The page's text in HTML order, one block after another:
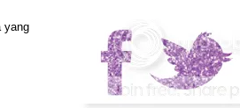
yang